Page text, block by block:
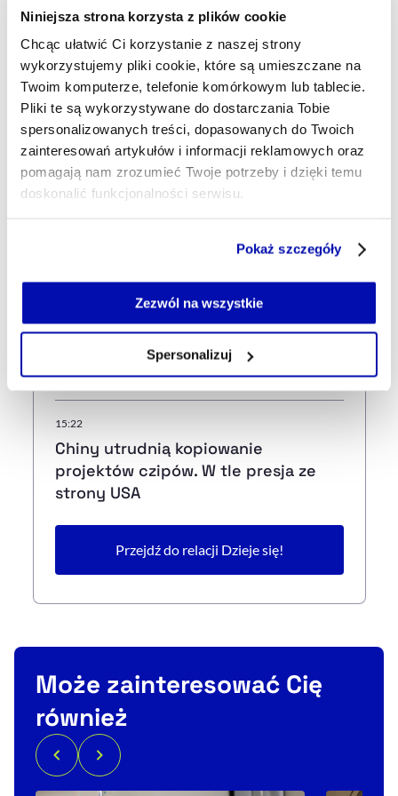
Niniejsza strona korzysta z plików cookie
Chcąc ułatwić Ci korzystanie z naszej strony
wykorzystujemy pliki cookie, które są umieszczane na
Twoim komputerze, telefonie komórkowym lub tablecie.
Pliki te są wykorzystywane do dostarczania Tobie
spersonalizowanych treści, dopasowanych do Twoich
zainteresowań artykułów i informacji reklamowych oraz
pomagają nam zrozumieć Twoje potrzeby i dzięki temu
doskonalić funkcjonalności serwisu.
Jeżeli nie wyrażasz zgody na zapisywanie plików cookie,
możesz łatwo zarządzać swoimi uprawnieniami, np. we
własnej przeglądarce internetowej lub po wybraniu opcji
Pokaż szczegóły
Zezwól na wszystkie
Spersonalizuj
infrastrukturalnych wokół CPK.
Powstanie nowa droga
6 min temu
Alarm nad Bałtykiem. Polskie
lotnictwo przechwyciło rosyjski
samolot
amerykańskiej gospodarki. Najlepszy
wynik od maja 2022
15:44
Maciej Krupa został nowym CEO
Grupy Barlinek
15:22
Chiny utrudnią kopiowanie
projektów czipów. W tle presja ze
strony USA
Przejdź do relacji Dzieje się!
Może zainteresować Cię
również